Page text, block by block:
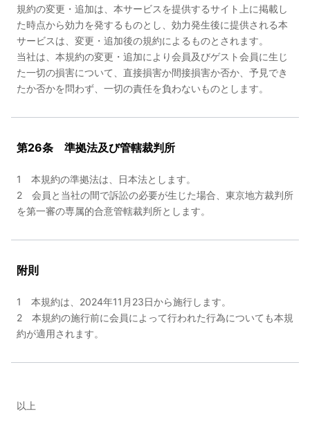
規約の変更・追加は、本サービスを提供するサイト上に掲載し
た時点から効力を発するものとし、効力発生後に提供される本
サービスは、変更・追加後の規約によるものとされます。
当社は、本規約の変更・追加により会員及びゲスト会員に生じ
た一切の損害について、直接損害か間接損害か否か、予見でき
たか否かを問わず、一切の責任を負わないものとします。
第26条 準拠法及び管轄裁判所
1 本規約の準拠法は、日本法とします。
2 会員と当社の間で訴訟の必要が生じた場合、東京地方裁判所
を第一審の専属的合意管轄裁判所とします。
附則
1 本規約は、2024年11月23日から施行します。
2 本規約の施行前に会員によって行われた行為についても本規
約が適用されます。
以上